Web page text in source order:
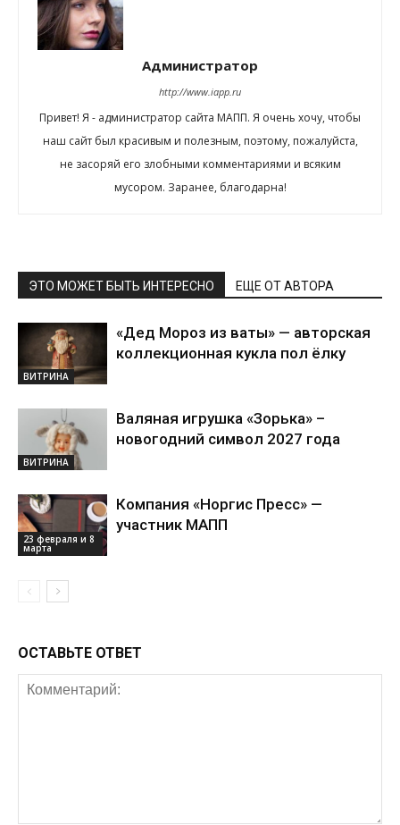
Администратор
http://www.iapp.ru
Привет! Я - администратор сайта МАПП. Я очень хочу, чтобы
наш сайт был красивым и полезным, поэтому, пожалуйста,
не засоряй его злобными комментариями и всяким
мусором. Заранее, благодарна!
ЭТО МОЖЕТ БЫТЬ ИНТЕРЕСНО ЕЩЕ ОТ АВТОРА
ВИТРИНА
«Дед Мороз из ваты» — авторская
коллекционная кукла пол ёлку
ВИТРИНА
Валяная игрушка «Зорька» –
новогодний символ 2027 года
23 февраля и 8
марта
Компания «Норгис Пресс» —
участник МАПП
ОСТАВЬТЕ ОТВЕТ